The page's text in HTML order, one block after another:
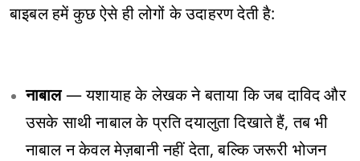
बाइबल हमें कुछ ऐसे ही लोगों के उदाहरण देती है:
नाबाल— यशायाह के लेखक ने बताया कि जब दाविद और
उसके साथी नाबाल के प्रति दयालुता दिखाते हैं, तब भी
नाबाल न केवल मेज़बानी नहीं देता, बल्कि जरूरी भोजन